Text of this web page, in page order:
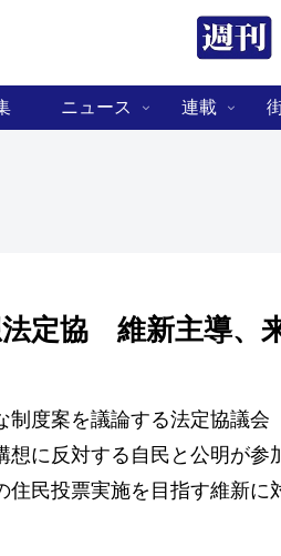
ニュース 連載
定協 維新主導、
度案を議論する法定協議会
想に反対する自民と公明が
住民投票実施を目指す維新に